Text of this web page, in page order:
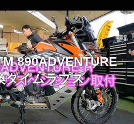
890ADVENTURE
タイムラプス